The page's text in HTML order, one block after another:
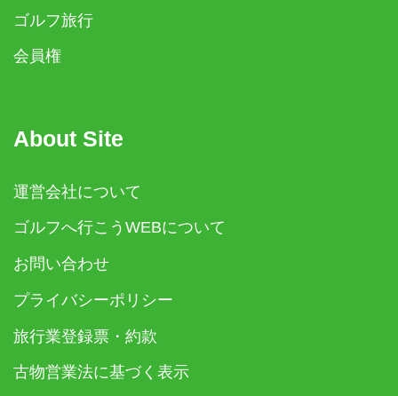
ゴルフ旅行
会員権
About Site
運営会社について
ゴルフへ行こうWEBについて
お問い合わせ
プライバシーポリシー
旅行業登録票・約款
古物営業法に基づく表示